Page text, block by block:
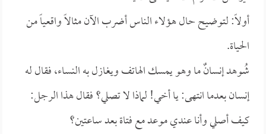
أولاً: لتوضيح حال هؤلاء الناس أضرب الآن مثالاً واقعياً من
الحياة.
شُوهد إنسانٌ ما وهو يمسك الهاتف ويغازل به النساء، فقال له
إنسان بعدما انتهى: يا أخي! لماذا لا تصلي؟ فقال هذا الرجل:
كيف أصلي وأنا عندي موعد مع فتاة بعد ساعتين؟